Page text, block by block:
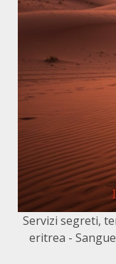
Servizi segreti,
eritrea -